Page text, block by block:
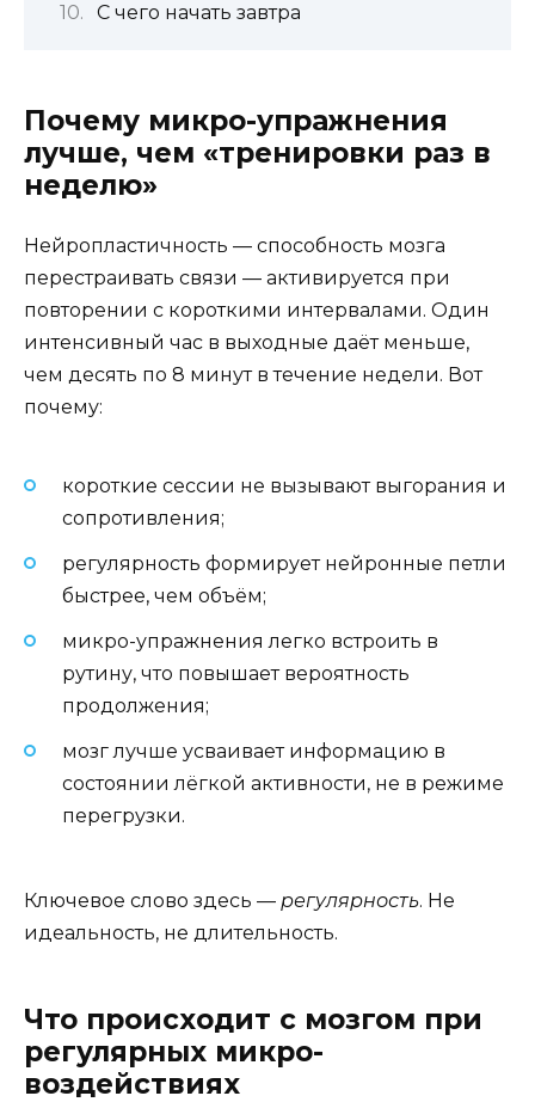
С чего начать завтра
Почему микро-упражнения
лучше, чем «тренировки раз в
неделю»
Нейропластичность — способность мозга
перестраивать связи — активируется при
повторении с короткими интервалами. Один
интенсивный час в выходные даёт меньше,
чем десять по 8 минут в течение недели. Вот
почему:
короткие сессии не вызывают выгорания и
сопротивления;
регулярность формирует нейронные петли
быстрее, чем объём;
микро-упражнения легко встроить в
рутину, что повышает вероятность
продолжения;
мозг лучше усваивает информацию в
состоянии лёгкой активности, не в режиме
перегрузки.
Ключевое слово здесь — регулярность. Не
идеальность, не длительность.
Что происходит с мозгом при
регулярных микро-
воздействиях